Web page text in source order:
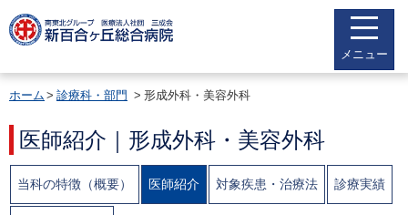
メニュー
ホーム 診療科・部門 形成外科・美容外科
医師紹介｜形成外科・美容外科
当科の特徴（概要） 医師紹介 対象疾患・治療法 診療実績